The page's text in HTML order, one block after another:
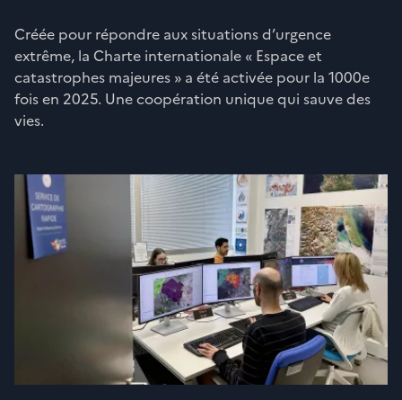
Créée pour répondre aux situations d’urgence
extrême, la Charte internationale « Espace et
catastrophes majeures » a été activée pour la 1000e
fois en 2025. Une coopération unique qui sauve des
vies.